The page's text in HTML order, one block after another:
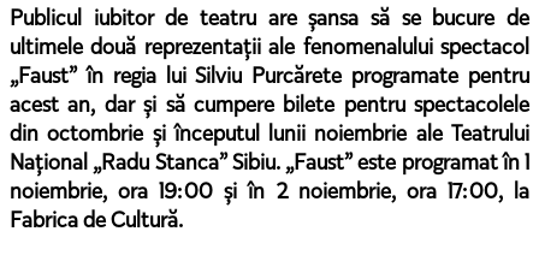
Publicul iubitor de teatru are șansa să se bucure de
ultimele două reprezentații ale fenomenalului spectacol
„Faust” în regia lui Silviu Purcărete programate pentru
acest an, dar și să cumpere bilete pentru spectacolele
din octombrie și începutul lunii noiembrie ale Teatrului
Național „Radu Stanca” Sibiu. „Faust” este programat în 1
noiembrie, ora 19:00 și în 2 noiembrie, ora 17:00, la
Fabrica de Cultură.